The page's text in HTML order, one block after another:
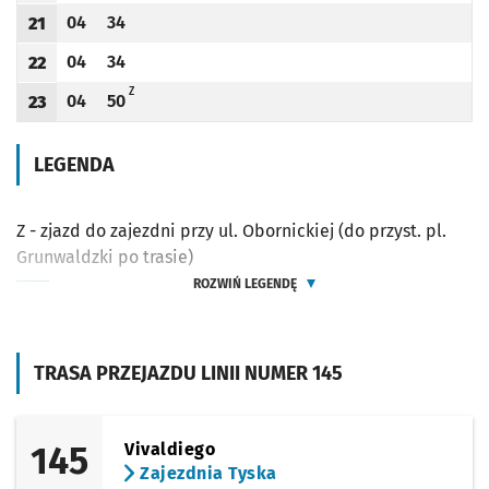
TRASA PRZEJAZDU LINII NUMER 145
145
Vivaldiego
Zajezdnia Tyska
Godzina odjazdu
21
Odjazd
04
minut po godzinie 21
Odjazd
34
minut po godzinie 21
Godzina odjazdu
22
Odjazd
04
minut po godzinie 22
Odjazd
34
minut po godzinie 22
Godzina odjazdu
23
Odjazd
04
minut po godzinie 23
Odjazd
50
minut po godzinie 23
ZZ - ZJAZD DO ZAJEZDNI PRZY UL. OBORNICKIEJ (DO PRZYST. PL.
LEGENDA
Z - zjazd do zajezdni przy ul. Obornickiej (do przyst. pl.
Grunwaldzki po trasie)
ROZWIŃ LEGENDĘ